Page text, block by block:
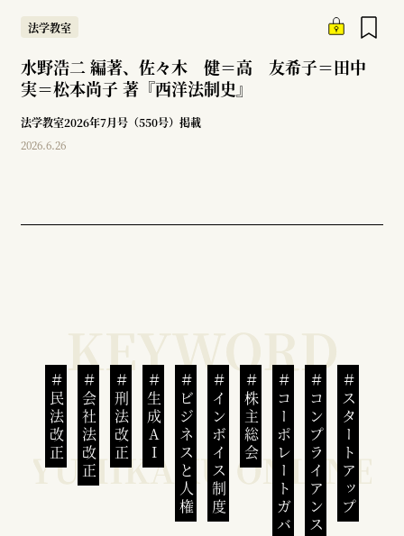
法学教室
水野浩二 編著、佐々木 健＝高 友希子＝田中
実＝松本尚子 著『西洋法制史』
法学教室2026年7月号（550号）掲載
2026.6.26
民法改正 会社法改正 刑法改正 生成AI ビジネスと人権インボイス制度 株主総会 コーポレートガバナンスコンプライアンススタートアップ